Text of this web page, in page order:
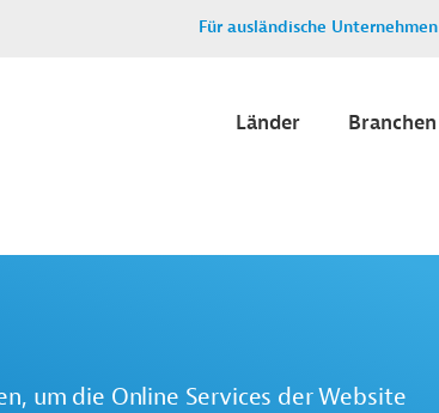
Für ausländische Unternehmen
Länder Branchen
um die Online Services der Website